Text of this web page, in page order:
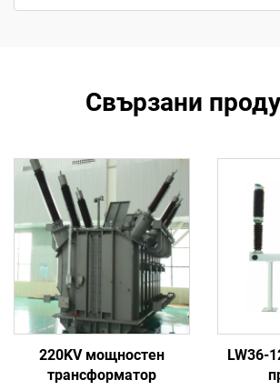
Свързани
220KV мощностен
трансформатор
LW36-